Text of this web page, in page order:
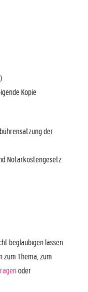
Kopie
der
Notarkostengesetz
beglaubigen lassen.
zum Thema, zum
oder